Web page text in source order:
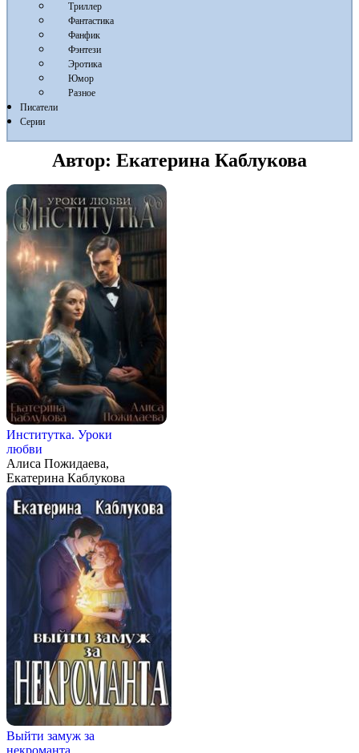
Триллер
Фантастика
Фанфик
Фэнтези
Эротика
Юмор
Разное
Писатели
Серии
Автор: Екатерина Каблукова
Институтка. Уроки
любви
Алиса Пожидаева,
Екатерина Каблукова
Выйти замуж за
некроманта